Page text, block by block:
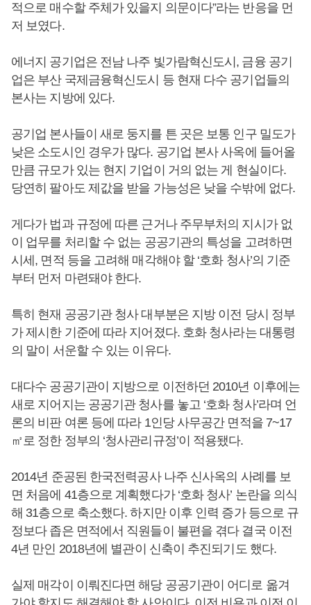
적으로 매수할 주체가 있을지 의문이다”라는 반응을 먼
저 보였다.
에너지 공기업은 전남 나주 빛가람혁신도시, 금융 공기
업은 부산 국제금융혁신도시 등 현재 다수 공기업들의
본사는 지방에 있다.
공기업 본사들이 새로 둥지를 튼 곳은 보통 인구 밀도가
낮은 소도시인 경우가 많다. 공기업 본사 사옥에 들어올
만큼 규모가 있는 현지 기업이 거의 없는 게 현실이다.
당연히 팔아도 제값을 받을 가능성은 낮을 수밖에 없다.
게다가 법과 규정에 따른 근거나 주무부처의 지시가 없
이 업무를 처리할 수 없는 공공기관의 특성을 고려하면
시세, 면적 등을 고려해 매각해야 할 ‘호화 청사’의 기준
부터 먼저 마련돼야 한다.
특히 현재 공공기관 청사 대부분은 지방 이전 당시 정부
가 제시한 기준에 따라 지어졌다. 호화 청사라는 대통령
의 말이 서운할 수 있는 이유다.
대다수 공공기관이 지방으로 이전하던 2010년 이후에는
새로 지어지는 공공기관 청사를 놓고 ‘호화 청사’라며 언
론의 비판 여론 등에 따라 1인당 사무공간 면적을 7~17
㎡로 정한 정부의 ‘청사관리규정’이 적용됐다.
2014년 준공된 한국전력공사 나주 신사옥의 사례를 보
면 처음에 41층으로 계획했다가 ‘호화 청사’ 논란을 의식
해 31층으로 축소했다. 하지만 이후 인력 증가 등으로 규
정보다 좁은 면적에서 직원들이 불편을 겪다 결국 이전
4년 만인 2018년에 별관이 신축이 추진되기도 했다.
실제 매각이 이뤄진다면 해당 공공기관이 어디로 옮겨